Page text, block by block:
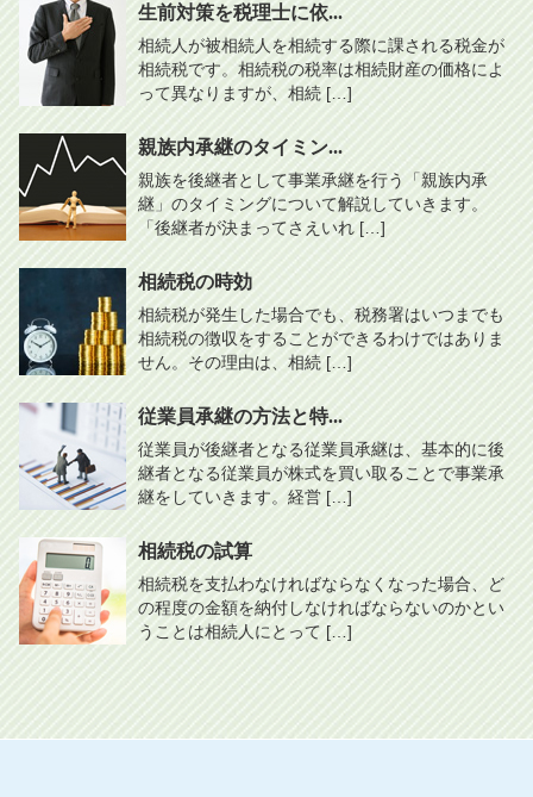
生前対策を税理士に依...
相続人が被相続人を相続する際に課される税金が
相続税です。相続税の税率は相続財産の価格によ
って異なりますが、相続 […]
親族内承継のタイミン...
親族を後継者として事業承継を行う「親族内承
継」のタイミングについて解説していきます。
「後継者が決まってさえいれ […]
相続税の時効
相続税が発生した場合でも、税務署はいつまでも
相続税の徴収をすることができるわけではありま
せん。その理由は、相続 […]
従業員承継の方法と特...
従業員が後継者となる従業員承継は、基本的に後
継者となる従業員が株式を買い取ることで事業承
継をしていきます。経営 […]
相続税の試算
相続税を支払わなければならなくなった場合、ど
の程度の金額を納付しなければならないのかとい
うことは相続人にとって […]